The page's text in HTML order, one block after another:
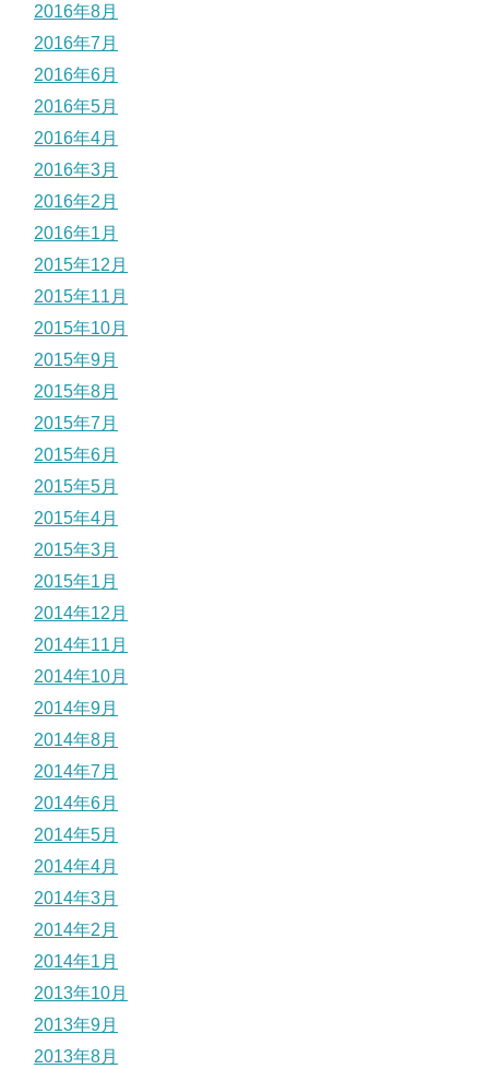
2016年8月
2016年7月
2016年6月
2016年5月
2016年4月
2016年3月
2016年2月
2016年1月
2015年12月
2015年11月
2015年10月
2015年9月
2015年8月
2015年7月
2015年6月
2015年5月
2015年4月
2015年3月
2015年1月
2014年12月
2014年11月
2014年10月
2014年9月
2014年8月
2014年7月
2014年6月
2014年5月
2014年4月
2014年3月
2014年2月
2014年1月
2013年10月
2013年9月
2013年8月